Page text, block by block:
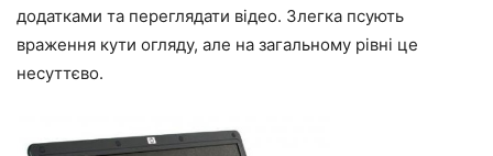
додатками та переглядати відео. Злегка псують
враження кути огляду, але на загальному рівні це
несуттєво.